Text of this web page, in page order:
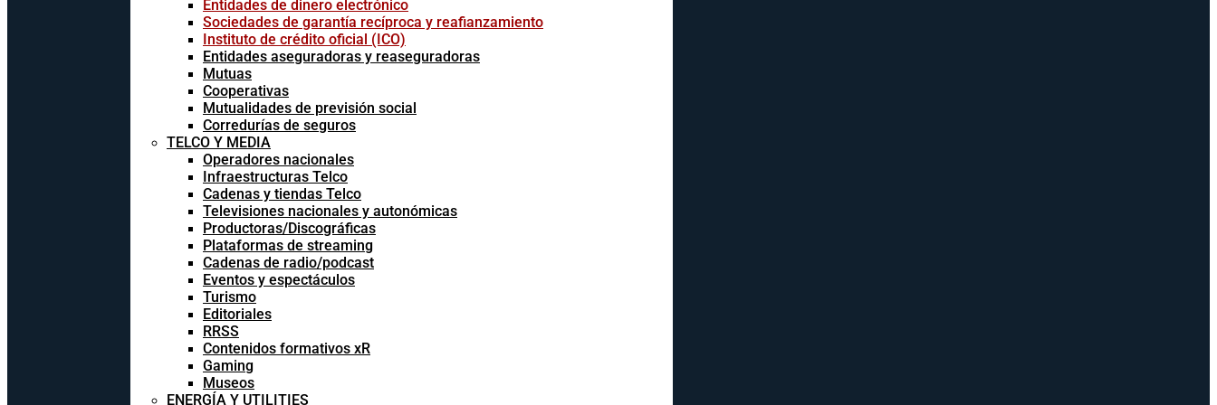
Entidades de dinero electrónico
Sociedades de garantía recíproca y reafianzamiento
Instituto de crédito oficial (ICO)
Entidades aseguradoras y reaseguradoras
Mutuas
Cooperativas
Mutualidades de previsión social
Corredurías de seguros
TELCO Y MEDIA
Operadores nacionales
Infraestructuras Telco
Cadenas y tiendas Telco
Televisiones nacionales y autonómicas
Productoras/Discográficas
Plataformas de streaming
Cadenas de radio/podcast
Eventos y espectáculos
Turismo
Editoriales
RRSS
Contenidos formativos xR
Gaming
Museos
ENERGÍA Y UTILITIES